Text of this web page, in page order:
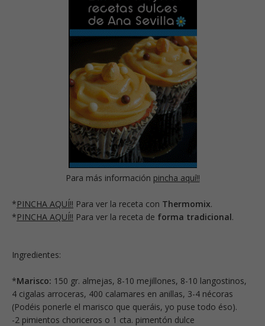
Para más información pincha aquí!!
*PINCHA AQUÍ!! Para ver la receta con Thermomix.
*PINCHA AQUÍ!! Para ver la receta de forma tradicional.
Ingredientes:
*Marisco: 150 gr. almejas, 8-10 mejillones, 8-10 langostinos,
4 cigalas arroceras, 400 calamares en anillas, 3-4 nécoras
(Podéis ponerle el marisco que queráis, yo puse todo éso).
-2 pimientos choriceros o 1 cta. pimentón dulce